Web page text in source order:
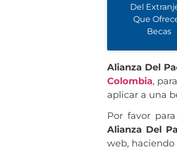
Del
Que
Becas
Alianza Del
Colombia,
aplicar a una
Por favor
Alianza Del
web,